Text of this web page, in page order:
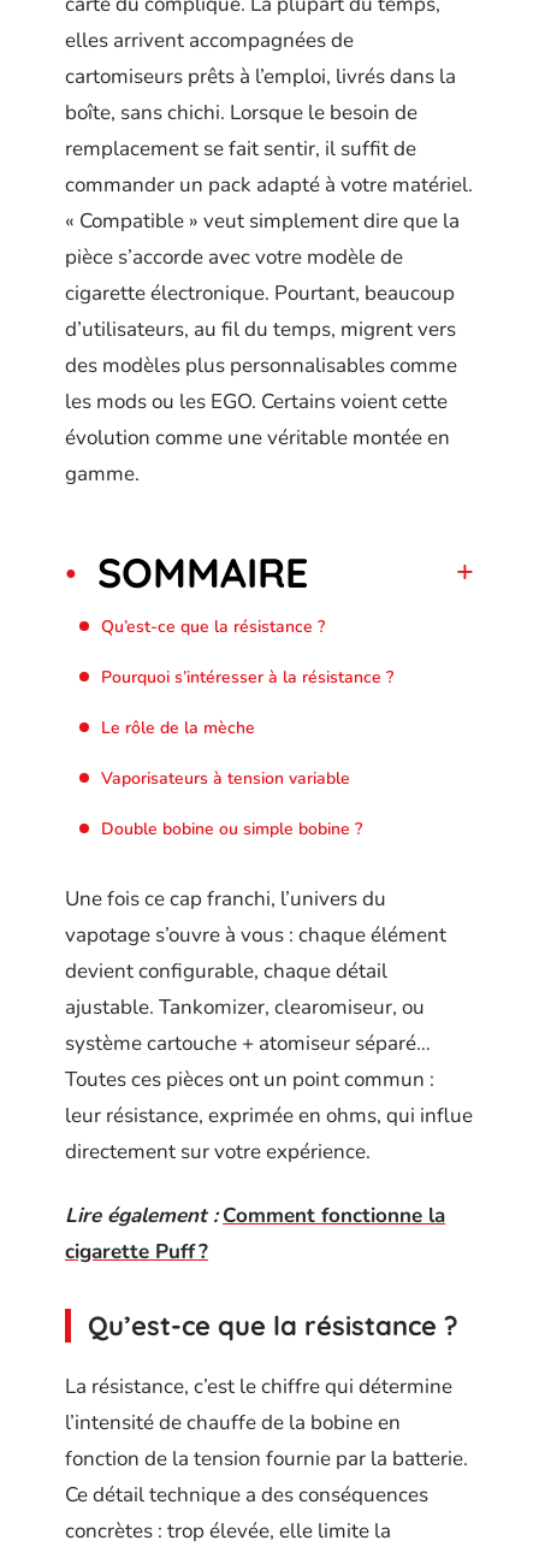
elles arrivent accompagnées de
cartomiseurs prêts à l’emploi, livrés dans la
boîte, sans chichi. Lorsque le besoin de
remplacement se fait sentir, il suffit de
commander un pack adapté à votre matériel.
« Compatible » veut simplement dire que la
pièce s’accorde avec votre modèle de
cigarette électronique. Pourtant, beaucoup
d’utilisateurs, au fil du temps, migrent vers
des modèles plus personnalisables comme
les mods ou les EGO. Certains voient cette
évolution comme une véritable montée en
gamme.
SOMMAIRE
Qu’est-ce que la résistance ?
Pourquoi s’intéresser à la résistance ?
Le rôle de la mèche
Vaporisateurs à tension variable
Double bobine ou simple bobine ?
Une fois ce cap franchi, l’univers du
vapotage s’ouvre à vous : chaque élément
devient configurable, chaque détail
ajustable. Tankomizer, clearomiseur, ou
système cartouche + atomiseur séparé…
Toutes ces pièces ont un point commun :
leur résistance, exprimée en ohms, qui influe
directement sur votre expérience.
Lire également : Comment fonctionne la
cigarette Puff ?
Qu’est-ce que la résistance ?
La résistance, c’est le chiffre qui détermine
l’intensité de chauffe de la bobine en
fonction de la tension fournie par la batterie.
Ce détail technique a des conséquences
concrètes : trop élevée, elle limite la